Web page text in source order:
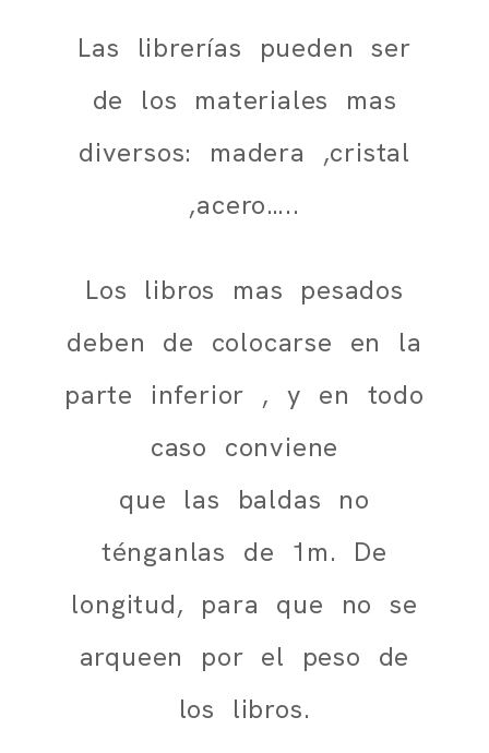
Las librerías pueden ser
de los materiales mas
diversos: madera ,cristal
,acero…..
Los libros mas pesados
deben de colocarse en la
parte inferior , y en todo
caso conviene
que las baldas no
ténganlas de 1m. De
longitud, para que no se
arqueen por el peso de
los libros.